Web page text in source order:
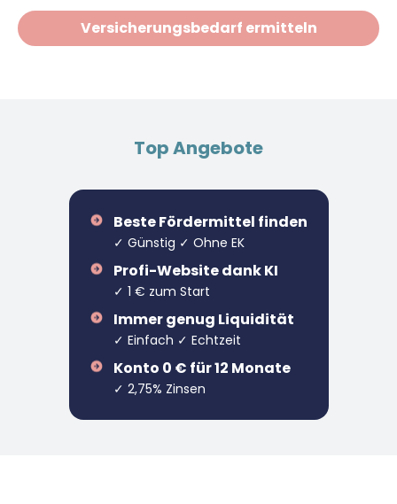
Versicherungsbedarf ermitteln
Top Angebote
Beste Fördermittel finden
✓ Günstig ✓ Ohne EK
Profi-Website dank KI
✓ 1 € zum Start
Immer genug Liquidität
✓ Einfach ✓ Echtzeit
Konto 0 € für 12 Monate
✓ 2,75% Zinsen